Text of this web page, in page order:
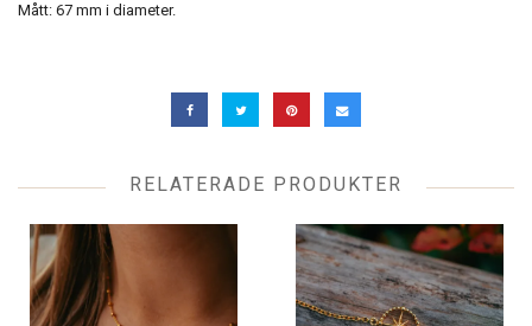
Mått: 67 mm i diameter.
RELATERADE PRODUKTER